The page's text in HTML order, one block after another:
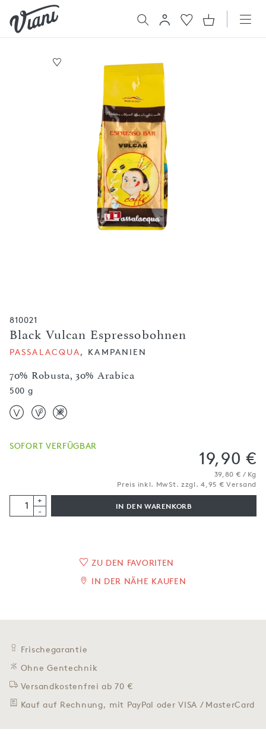
810021
Black Vulcan Espressobohnen
70% Robusta, 30% Arabica
PASSALACQUA, KAMPANIEN
500 g
SOFORT VERFÜGBAR
19,90 €
39,80 € / Kg
Preis inkl. MwSt. zzgl. 4,95 € Versand
+
-
IN DEN WARENKORB
ZU DEN FAVORITEN
IN DER NÄHE KAUFEN
Frischegarantie
Ohne Gentechnik
Versandkostenfrei ab 70 €
Kauf auf Rechnung, mit PayPal oder VISA / MasterCard